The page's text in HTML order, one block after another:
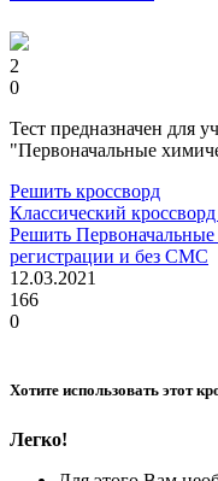
2
0
Тест предназначен для
"Первоначальные
Решить кроссворд
Классический кроссворд
Решить Первоначальные
регистрации и без СМС
12.03.2021
166
0
Хотите использовать этот
Легко!